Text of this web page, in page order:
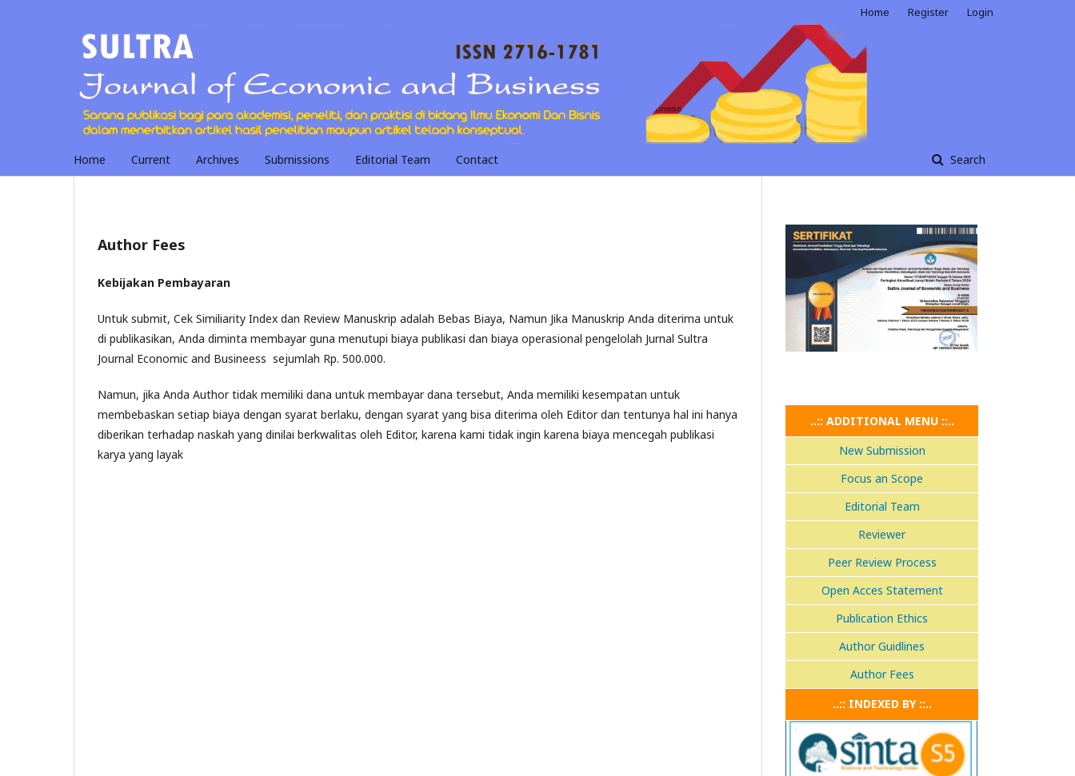
Home Current Archives Submissions Editorial Team Contact Search
Home Register Login
Author Fees
Kebijakan Pembayaran
Untuk submit, Cek Similiarity Index dan Review Manuskrip adalah Bebas Biaya, Namun Jika Manuskrip Anda diterima untuk
di publikasikan, Anda diminta membayar guna menutupi biaya publikasi dan biaya operasional pengelolah Jurnal Sultra
Journal Economic and Busineess sejumlah Rp. 500.000.
Namun, jika Anda Author tidak memiliki dana untuk membayar dana tersebut, Anda memiliki kesempatan untuk
membebaskan setiap biaya dengan syarat berlaku, dengan syarat yang bisa diterima oleh Editor dan tentunya hal ini hanya
diberikan terhadap naskah yang dinilai berkwalitas oleh Editor, karena kami tidak ingin karena biaya mencegah publikasi
karya yang layak
..:: ADDITIONAL MENU ::..
New Submission
Focus an Scope
Editorial Team
Reviewer
Peer Review Process
Open Acces Statement
Publication Ethics
Author Guidlines
Author Fees
..:: INDEXED BY ::..